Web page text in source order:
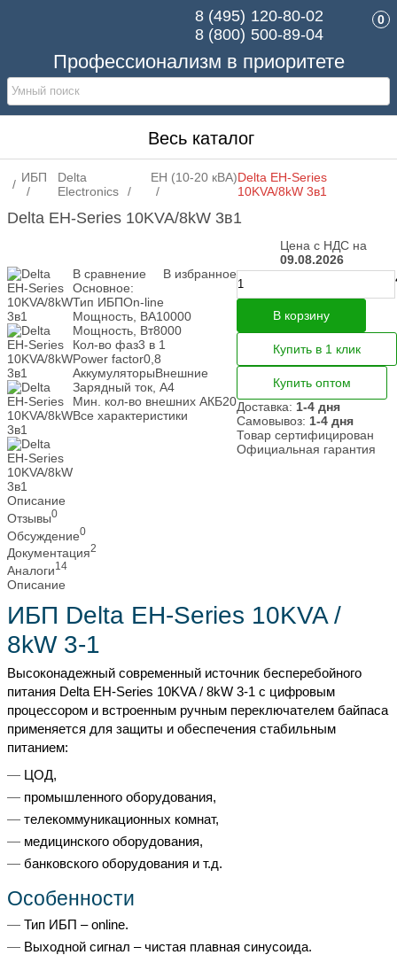
Профессионализм в приоритете
8 (495) 120-80-02
8 (800) 500-89-04
0
Весь каталог
ИБП
Delta
Electronics
EH (10-20 кВА)Delta EH-Series
10KVA/8kW 3в1
Delta EH-Series 10KVA/8kW 3в1
Цена с НДС на
09.08.2026
В сравнение
В избранное
Основное:
Тип ИБПOn-line
Мощность, ВА10000
Мощность, Вт8000
Кол-во фаз3 в 1
Power factor0,8
АккумуляторыВнешние
Зарядный ток, А4
Мин. кол-во внешних АКБ20
Все характеристики
В корзину
Купить в 1 клик
Купить оптом
Доставка: 1-4 дня
Самовывоз: 1-4 дня
Товар сертифицирован
Официальная гарантия
Описание
Отзывы0
Обсуждение0
Документация2
Аналоги14
Описание
ИБП Delta EH-Series 10KVA /
8kW 3-1
Высоконадежный современный источник бесперебойного
питания Delta EH-Series 10KVA / 8kW 3-1 с цифровым
процессором и встроенным ручным переключателем байпаса
применяется для защиты и обеспечения стабильным
питанием:
ЦОД,
промышленного оборудования,
телекоммуникационных комнат,
медицинского оборудования,
банковского оборудования и т.д.
Особенности
Тип ИБП – online.
Выходной сигнал – чистая плавная синусоида.